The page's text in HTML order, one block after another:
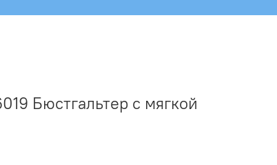
Бюстгальтер с мягкой